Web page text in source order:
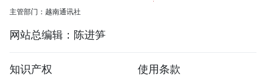
主管部门：越南通讯社
网站总编辑：陈进笋
知识产权
使用条款